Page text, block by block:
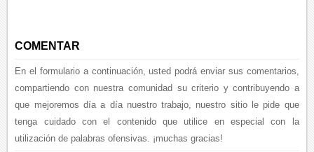
COMENTAR
En el formulario a continuación, usted podrá enviar sus comentarios,
compartiendo con nuestra comunidad su criterio y contribuyendo a
que mejoremos día a día nuestro trabajo, nuestro sitio le pide que
tenga cuidado con el contenido que utilice en especial con la
utilización de palabras ofensivas. ¡muchas gracias!